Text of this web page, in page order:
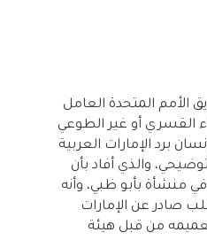
أبلغ فريق الأمم المتحدة العامل
القسري أو غير الطوعي
برد الإمارات العربية
والذي أفاد بأن
منشأة بأبو ظبي، وأنه
صادر عن الإمارات
من قبل هيئة